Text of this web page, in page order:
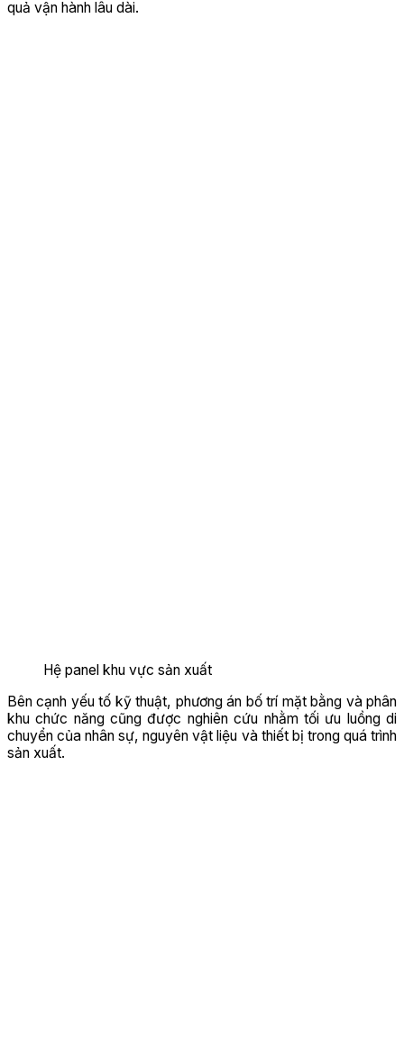
quả vận hành lâu dài.
Hệ panel khu vực sản xuất
Bên cạnh yếu tố kỹ thuật, phương án bố trí mặt bằng và phân
khu chức năng cũng được nghiên cứu nhằm tối ưu luồng di
chuyển của nhân sự, nguyên vật liệu và thiết bị trong quá trình
sản xuất.